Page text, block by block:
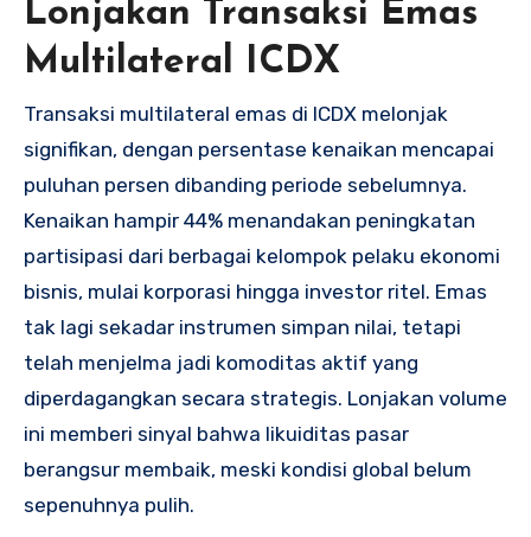
Lonjakan Transaksi Emas
Multilateral ICDX
Transaksi multilateral emas di ICDX melonjak
signifikan, dengan persentase kenaikan mencapai
puluhan persen dibanding periode sebelumnya.
Kenaikan hampir 44% menandakan peningkatan
partisipasi dari berbagai kelompok pelaku ekonomi
bisnis, mulai korporasi hingga investor ritel. Emas
tak lagi sekadar instrumen simpan nilai, tetapi
telah menjelma jadi komoditas aktif yang
diperdagangkan secara strategis. Lonjakan volume
ini memberi sinyal bahwa likuiditas pasar
berangsur membaik, meski kondisi global belum
sepenuhnya pulih.